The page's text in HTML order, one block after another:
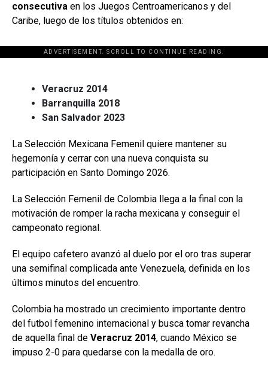
consecutiva en los Juegos Centroamericanos y del
Caribe, luego de los títulos obtenidos en:
ADVERTISEMENT. SCROLL TO CONTINUE READING.
[adsforwp id="243463"]
Veracruz 2014
Barranquilla 2018
San Salvador 2023
La Selección Mexicana Femenil quiere mantener su
hegemonía y cerrar con una nueva conquista su
participación en Santo Domingo 2026.
La Selección Femenil de Colombia llega a la final con la
motivación de romper la racha mexicana y conseguir el
campeonato regional.
El equipo cafetero avanzó al duelo por el oro tras superar
una semifinal complicada ante Venezuela, definida en los
últimos minutos del encuentro.
Colombia ha mostrado un crecimiento importante dentro
del futbol femenino internacional y busca tomar revancha
de aquella final de Veracruz 2014, cuando México se
impuso 2-0 para quedarse con la medalla de oro.